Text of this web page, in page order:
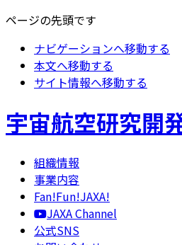
ページの先頭です
ナビゲーションへ移動する
本文へ移動する
サイト情報へ移動する
宇宙航空研究開
組織情報
事業内容
Fan!Fun!JAXA!
JAXA Channel
公式SNS